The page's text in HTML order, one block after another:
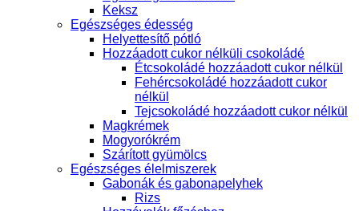
Keksz
Egészséges édesség
Helyettesítő pótló
Hozzáadott cukor nélküli csokoládé
Étcsokoládé hozzáadott cukor nélkül
Fehércsokoládé hozzáadott cukor
nélkül
Tejcsokoládé hozzáadott cukor nélkül
Magkrémek
Mogyorókrém
Szárított gyümölcs
Egészséges élelmiszerek
Gabonák és gabonapelyhek
Rizs